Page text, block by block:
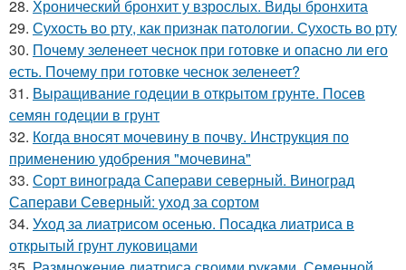
28. Хронический бронхит у взрослых. Виды бронхита
29. Сухость во рту, как признак патологии. Сухость во рту
30. Почему зеленеет чеснок при готовке и опасно ли его
есть. Почему при готовке чеснок зеленеет?
31. Выращивание годеции в открытом грунте. Посев
семян годеции в грунт
32. Когда вносят мочевину в почву. Инструкция по
применению удобрения "мочевина"
33. Сорт винограда Саперави северный. Виноград
Саперави Северный: уход за сортом
34. Уход за лиатрисом осенью. Посадка лиатриса в
открытый грунт луковицами